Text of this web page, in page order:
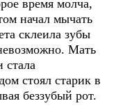
время молча,
начал мычать
склеила зубы
Мать
стала
стоял старик в
беззубый рот.